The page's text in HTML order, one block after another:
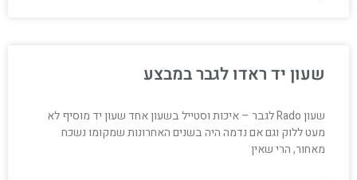
שעון יד ראדו לגבר במבצע
שעון Rado לגבר – איכות וסטייל בשעון אחד שעון יד מוסיף לא
מעט ללוק וגם אם נדמה היה בשנים האחרונות שמקומו נשכח
מאחור, הרי שאין